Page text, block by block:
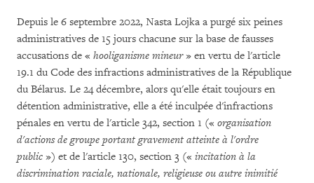
Depuis le 6 septembre 2022, Nasta Lojka a purgé six peines
administratives de 15 jours chacune sur la base de fausses
accusations de « hooliganisme mineur» en vertu de l'article
19.1 du Code des infractions administratives de la République
du Bélarus. Le 24 décembre, alors qu'elle était toujours en
détention administrative, elle a été inculpée d'infractions
pénales en vertu de l'article 342, section 1 (« organisation
d'actions de groupe portant gravement atteinte à l'ordre
public ») et de l'article 130, section 3 (« incitation à la
discrimination raciale, nationale, religieuse ou autre inimitié